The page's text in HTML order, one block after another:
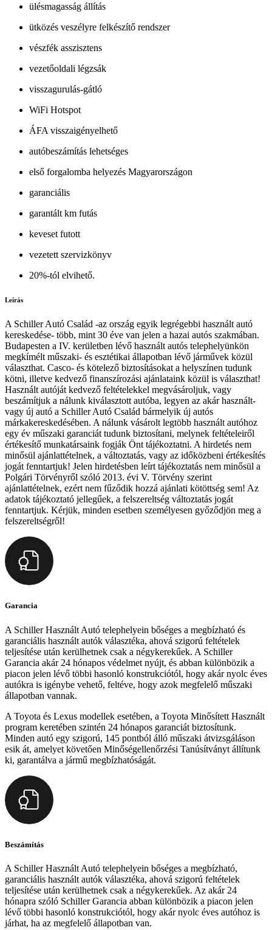
ülésmagasság állítás
ütközés veszélyre felkészítő rendszer
vészfék asszisztens
vezetőoldali légzsák
visszagurulás-gátló
WiFi Hotspot
ÁFA visszaigényelhető
autóbeszámítás lehetséges
első forgalomba helyezés Magyarországon
garanciális
garantált km futás
keveset futott
vezetett szervizkönyv
20%-tól elvihető.
Leírás
A Schiller Autó Család -az ország egyik legrégebbi használt autó
kereskedése- több, mint 30 éve van jelen a hazai autós szakmában.
Budapesten a IV. kerületben lévő használt autós telephelyünkön
megkímélt műszaki- és esztétikai állapotban lévő járművek közül
választhat. Casco- és kötelező biztosításokat a helyszínen tudunk
kötni, illetve kedvező finanszírozási ajánlataink közül is választhat!
Használt autóját kedvező feltételekkel megvásároljuk, vagy
beszámítjuk a nálunk kiválasztott autóba, legyen az akár használt-
vagy új autó a Schiller Autó Család bármelyik új autós
márkakereskedésében. A nálunk vásárolt legtöbb használt autóhoz
egy év műszaki garanciát tudunk biztosítani, melynek feltételeiről
értékesítő munkatársaink fogják Önt tájékoztatni. A hirdetés nem
minősül ajánlattételnek, a változtatás, vagy az időközbeni értékesítés
jogát fenntartjuk! Jelen hirdetésben leírt tájékoztatás nem minősül a
Polgári Törvényről szóló 2013. évi V. Törvény szerint
ajánlattételnek, ezért nem fűződik hozzá ajánlati kötöttség sem! Az
adatok tájékoztató jellegűek, a felszereltség változtatás jogát
fenntartjuk. Kérjük, minden esetben személyesen győződjön meg a
felszereltségről!
Garancia
A Schiller Használt Autó telephelyein bőséges a megbízható és
garanciális használt autók választéka, ahová szigorú feltételek
teljesítése után kerülhetnek csak a négykerekűek. A Schiller
Garancia akár 24 hónapos védelmet nyújt, és abban különbözik a
piacon jelen lévő többi hasonló konstrukciótól, hogy akár nyolc éves
autókra is igénybe vehető, feltéve, hogy azok megfelelő műszaki
állapotban vannak.
A Toyota és Lexus modellek esetében, a Toyota Minősített Használt
program keretében szintén 24 hónapos garanciát biztosítunk.
Minden autó egy szigorú, 145 pontból álló műszaki átvizsgáláson
esik át, amelyet követően Minőségellenőrzési Tanúsítványt állítunk
ki, garantálva a jármű megbízhatóságát.
Beszámítás
A Schiller Használt Autó telephelyein bőséges a megbízható,
garanciális használt autók választéka, ahová szigorú feltételek
teljesítése után kerülhetnek csak a négykerekűek. Az akár 24
hónapra szóló Schiller Garancia abban különbözik a piacon jelen
lévő többi hasonló konstrukciótól, hogy akár nyolc éves autóhoz is
járhat, ha az megfelelő állapotban van.